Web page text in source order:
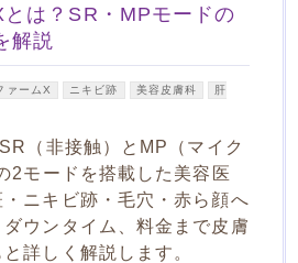
は？SR・MPモードの
解説
ァームX ニキビ跡 美容皮膚科 肝
（非接触）とMP（マイク
2モードを搭載した美容医
ニキビ跡・毛穴・赤ら顔へ
ウンタイム、料金まで皮膚
詳しく解説します。